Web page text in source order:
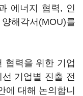
에너지 협력, 인
해각서(MOU)를
협력을 위한 기업
기업별 진출 전
에 대해 논의합니